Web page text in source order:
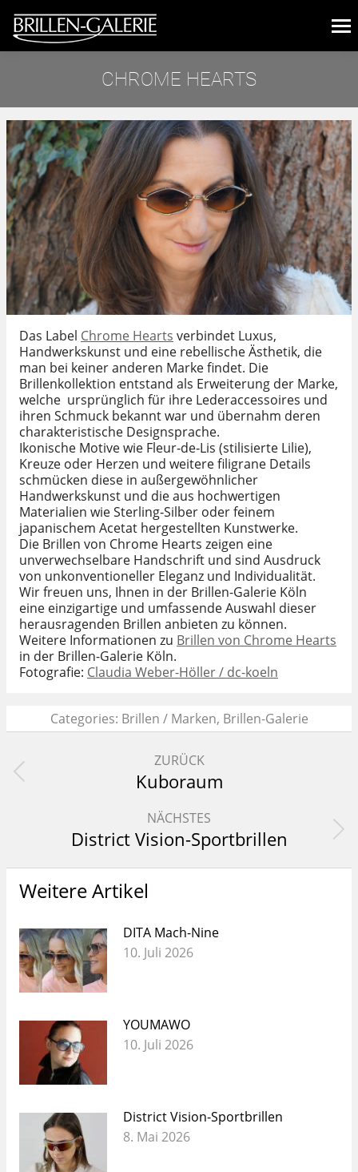
CHROME HEARTS
Das Label Chrome Hearts verbindet Luxus,
Handwerkskunst und eine rebellische Ästhetik, die
man bei keiner anderen Marke findet. Die
Brillenkollektion entstand als Erweiterung der Marke,
welche ursprünglich für ihre Lederaccessoires und
ihren Schmuck bekannt war und übernahm deren
charakteristische Designsprache.
Ikonische Motive wie Fleur‑de‑Lis (stilisierte Lilie),
Kreuze oder Herzen und weitere filigrane Details
schmücken diese in außergewöhnlicher
Handwerkskunst und die aus hochwertigen
Materialien wie Sterling‑Silber oder feinem
japanischem Acetat hergestellten Kunstwerke.
Die Brillen von Chrome Hearts zeigen eine
unverwechselbare Handschrift und sind Ausdruck
von unkonventioneller Eleganz und Individualität.
Wir freuen uns, Ihnen in der Brillen-Galerie Köln
eine einzigartige und umfassende Auswahl dieser
herausragenden Brillen anbieten zu können.
Weitere Informationen zu Brillen von Chrome Hearts
in der Brillen-Galerie Köln.
Fotografie: Claudia Weber-Höller / dc-koeln
Categories: Brillen / Marken, Brillen-Galerie
Kommentarnavigation
ZURÜCK
Vorheriger
Beitrag:
Kuboraum
NÄCHSTES
Nächster
Beitrag:
District Vision-Sportbrillen
Weitere Artikel
DITA Mach-Nine
10. Juli 2026
YOUMAWO
10. Juli 2026
District Vision-Sportbrillen
8. Mai 2026